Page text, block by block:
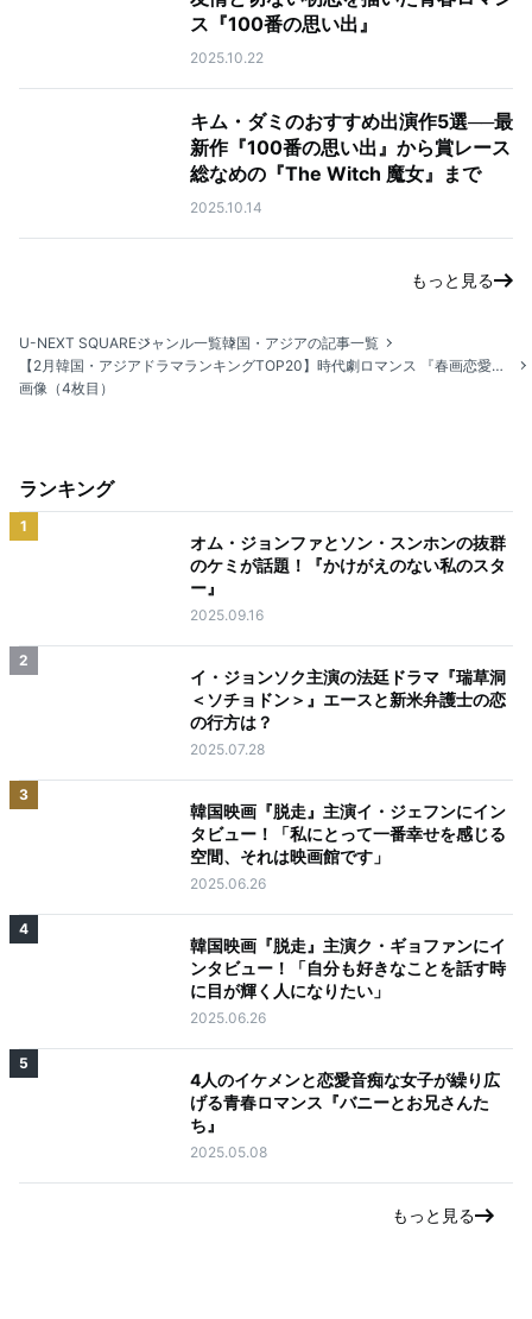
ス『100番の思い出』
2025.10.22
キム・ダミのおすすめ出演作5選──最
新作『100番の思い出』から賞レース
総なめの『The Witch 魔女』まで
2025.10.14
もっと見る
U-NEXT SQUAREジャンル一覧韓国・アジアの記事一覧
【2月韓国・アジアドラマランキングTOP20】時代劇ロマンス 『春画恋愛物語』が初登場1位！
画像（4枚目）
ランキング
1
オム・ジョンファとソン・スンホンの抜群
のケミが話題！『かけがえのない私のスタ
ー』
2025.09.16
2
イ・ジョンソク主演の法廷ドラマ『瑞草洞
＜ソチョドン＞』エースと新米弁護士の恋
の行方は？
2025.07.28
3
韓国映画『脱走』主演イ・ジェフンにイン
タビュー！「私にとって一番幸せを感じる
空間、それは映画館です」
2025.06.26
4
韓国映画『脱走』主演ク・ギョファンにイ
ンタビュー！「自分も好きなことを話す時
に目が輝く人になりたい」
2025.06.26
5
4人のイケメンと恋愛音痴な女子が繰り広
げる青春ロマンス『バニーとお兄さんた
ち』
2025.05.08
もっと見る